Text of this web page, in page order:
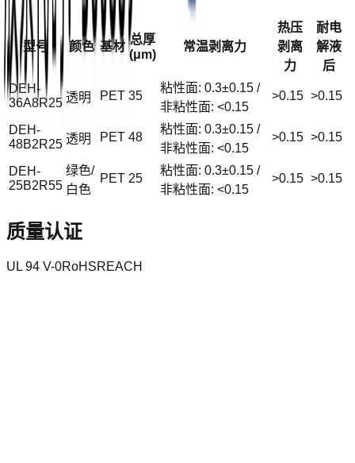
型号 颜色 基材
总厚
(μm)
常温剥离力
热压
剥离
力
耐电
解液
后
DEH-
36A8R25 透明 PET 35
粘性面: 0.3±0.15 /
非粘性面: <0.15
>0.15 >0.15
DEH-
48B2R25 透明 PET 48
粘性面: 0.3±0.15 /
非粘性面: <0.15
>0.15 >0.15
DEH-
25B2R55
绿色/
白色
PET 25
粘性面: 0.3±0.15 /
非粘性面: <0.15
>0.15 >0.15
质量认证
UL 94 V-0RoHSREACH